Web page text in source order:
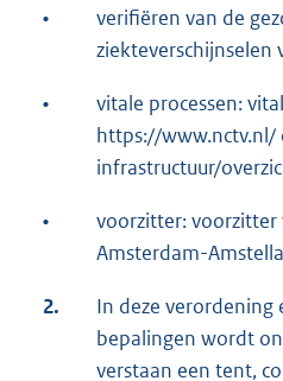
•
verifiëren van de
ziekteverschijnselen
•
vitale processen:
https://
infrastructuur/
•
voorzitter: voorzitter
Amsterdam-
2.
In deze verordening
bepalingen wordt
verstaan een tent,